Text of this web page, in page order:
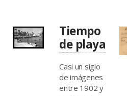
Tiempo
de playa
Casi un siglo
de imágenes
entre 1902 y